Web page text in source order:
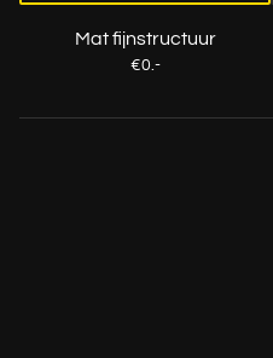
Mat fijnstructuur
€0.-